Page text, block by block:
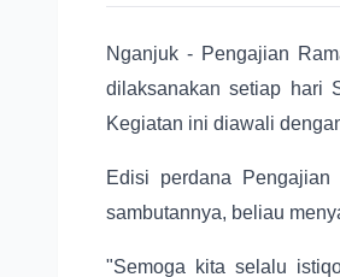
Nganjuk - Pengajian
dilaksanakan setiap hari
Kegiatan ini diawali
Edisi perdana
sambutannya, beliau
"Semoga kita selalu